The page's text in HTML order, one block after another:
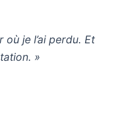
où je l’ai perdu. Et
»